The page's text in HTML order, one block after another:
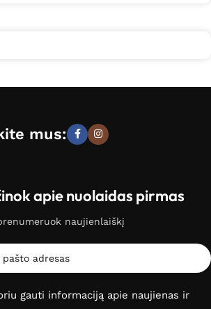
mus:
apie nuolaidas pirmas
naujienlaiškį
gauti informaciją apie naujienas ir